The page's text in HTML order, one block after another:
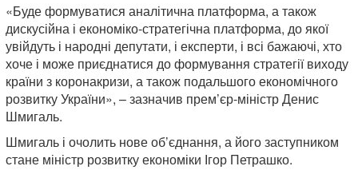
«Буде формуватися аналітична платформа, а також
дискусійна і економіко-стратегічна платформа, до якої
увійдуть і народні депутати, і експерти, і всі бажаючі, хто
хоче і може приєднатися до формування стратегії виходу
країни з коронакризи, а також подальшого економічного
розвитку України», – зазначив прем’єр-міністр Денис
Шмигаль.
Шмигаль і очолить нове об’єднання, а його заступником
стане міністр розвитку економіки Ігор Петрашко.